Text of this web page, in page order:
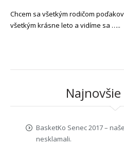
Chcem sa všetkým rodičom
všetkým krásne leto a vidíme sa …..
Najnovšie
BasketKo Senec 2017 –
nesklamali.